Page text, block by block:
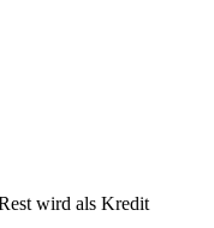
wird als Kredit